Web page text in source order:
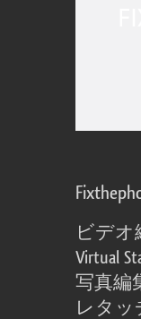
ビデオ
Virtual
写真編
レタッ